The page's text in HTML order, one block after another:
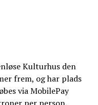
Kulturhus den
frem, og har plads
via MobilePay
per person.